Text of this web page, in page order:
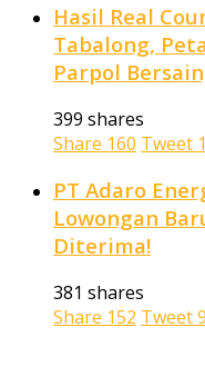
Hasil Real
Tabalong,
Parpol
399 shares
Share 160 Tweet
PT Adaro
Lowongan
Diterima!
381 shares
Share 152 Tweet